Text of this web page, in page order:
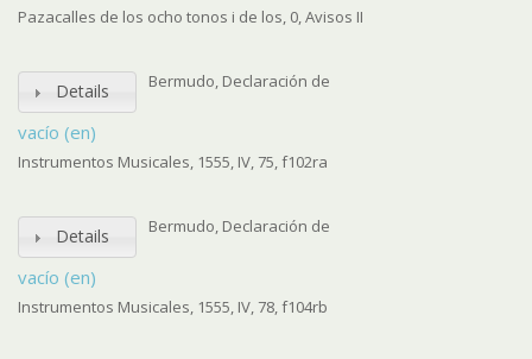
Pazacalles de los ocho tonos i de los, 0, Avisos II
Details
vacío (en)
Bermudo, Declaración de
Instrumentos Musicales, 1555, IV, 75, f102ra
Details
vacío (en)
Bermudo, Declaración de
Instrumentos Musicales, 1555, IV, 78, f104rb